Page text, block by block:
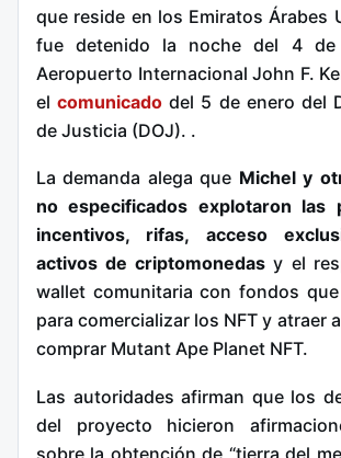
que reside en los Emiratos Árabes
fue detenido la noche del 4
Aeropuerto Internacional John F.
elcomunicado del 5 de enero del
de Justicia (DOJ). .
La demanda alega que Michel y
no especificados explotaron las
incentivos, rifas, acceso
activos de criptomonedas y el
wallet comunitaria con fondos
para comercializar los NFT y atraer
comprar Mutant Ape Planet NFT.
Las autoridades afirman que los
del proyecto hicieron
sobre la obtención de “tierra del